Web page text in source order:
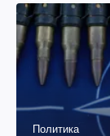
Политика